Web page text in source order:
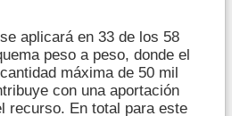
aplicará en 33 de los 58
peso a peso, donde el
máxima de 50 mil
con una aportación
recurso. En total para este